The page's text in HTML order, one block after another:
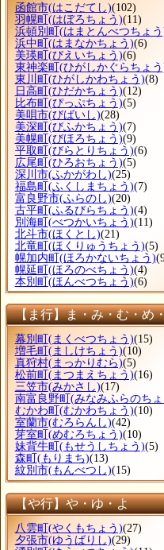
函館市(はこだてし)(102)
羽幌町(はぼろちょう)(11)
浜頓別町(はまとんべつちょ
浜中町(はまなかちょう)(6)
美瑛町(びえいちょう)(6)
東神楽町(ひがしかぐらちょ
東川町(ひがしかわちょう)
日高町(ひだかちょう)(12)
比布町(ぴっぷちょう)(5)
美唄市(びばいし)(28)
美深町(びふかちょう)(7)
美幌町(びほろちょう)(9)
平取町(びらとりちょう)(6)
広尾町(ひろおちょう)(5)
深川市(ふかがわし)(25)
福島町(ふくしまちょう)(7)
富良野市(ふらのし)(20)
古平町(ふるびらちょう)(4)
別海町(べつかいちょう)
北斗市(ほくとし)(21)
北竜町(ほくりゅうちょう)
幌加内町(ほろかないちょう)
幌延町(ほろのべちょう)(4)
本別町(ほんべつちょう)(6)
【ま行】ま・み・む・め
幕別町 (まくべつちょう)
増毛町 (ましけちょう)(10)
真狩村(まっかりむら)(5)
松前町 (まつまえちょう)
三笠市(みかさし)(17)
南富良野町 (みなみふらのち
むかわ町 (むかわちょう)
室蘭市(むろらんし)(42)
芽室町 (めむろちょう)(10)
妹背牛町 (もせうしちょう)
森町 (もりまち)(13)
紋別市(もんべつし)(15)
【や行】や・ゆ・よ
八雲町 (やくもちょう)(27)
夕張市(ゆうばりし)(29)